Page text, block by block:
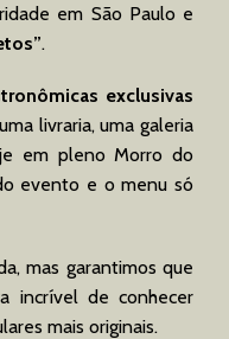
em São Paulo e
.
exclusivas
livraria, uma galeria
em pleno Morro do
evento e o menu só
mas garantimos que
incrível de conhecer
mais originais.